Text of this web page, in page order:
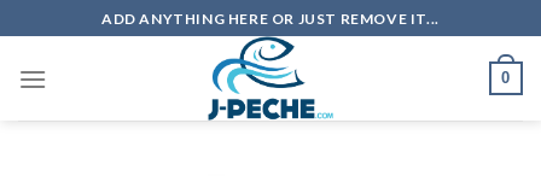
to
content
ADD ANYTHING HERE OR JUST REMOVE IT...
0